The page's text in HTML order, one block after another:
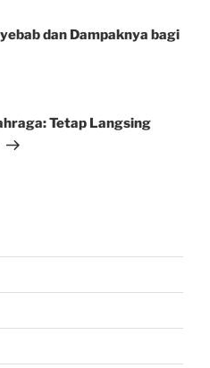
dan Dampaknya bagi
Tetap Langsing